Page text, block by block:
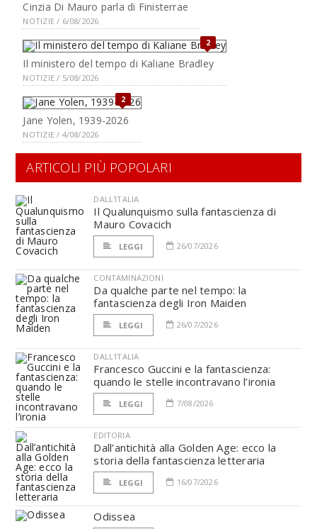
Cinzia Di Mauro parla di Finisterrae
NOTIZIE / 6/08/2026
2
Il ministero del tempo di Kaliane Bradley
NOTIZIE / 5/08/2026
2
Jane Yolen, 1939-2026
NOTIZIE / 4/08/2026
ARTICOLI PIÙ POPOLARI
DALL'ITALIA
Il Qualunquismo sulla fantascienza di
Mauro Covacich
LEGGI 26/07/2026
CONTAMINAZIONI
Da qualche parte nel tempo: la
fantascienza degli Iron Maiden
LEGGI 26/07/2026
DALL'ITALIA
Francesco Guccini e la fantascienza:
quando le stelle incontravano l’ironia
LEGGI 7/08/2026
EDITORIA
Dall’antichità alla Golden Age: ecco la
storia della fantascienza letteraria
LEGGI 16/07/2026
Odissea